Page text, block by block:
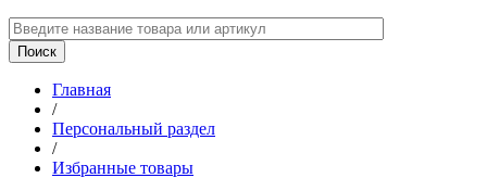
Главная
/
Персональный раздел
/
Избранные товары